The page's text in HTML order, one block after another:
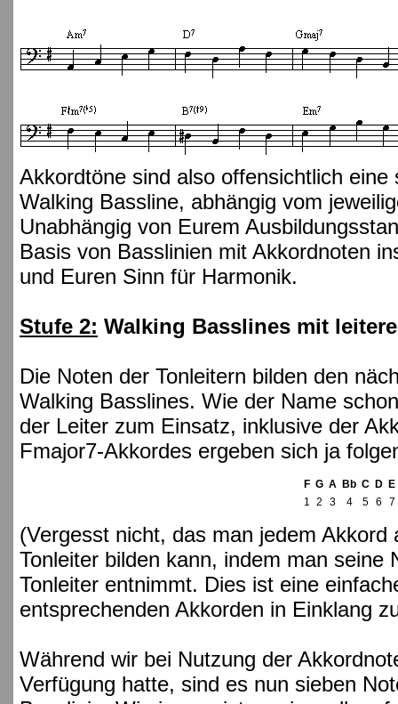
Akkordtöne sind also offensichtlich
Walking Bassline, abhängig vom
Unabhängig von Eurem
Basis von Basslinien mit Akkordnoten
und Euren Sinn für Harmonik.
Stufe 2: Walking Basslines mit
Die Noten der Tonleitern bilden den
Walking Basslines. Wie der Name
der Leiter zum Einsatz, inklusive der
Fmajor7-Akkordes ergeben sich ja
F G A Bb C D E
1 2 3 4 5 6 7
(Vergesst nicht, das man jedem Akkord
Tonleiter bilden kann, indem man seine
Tonleiter entnimmt. Dies ist eine
entsprechenden Akkorden in Einklang
Während wir bei Nutzung der
Verfügung hatte, sind es nun sieben